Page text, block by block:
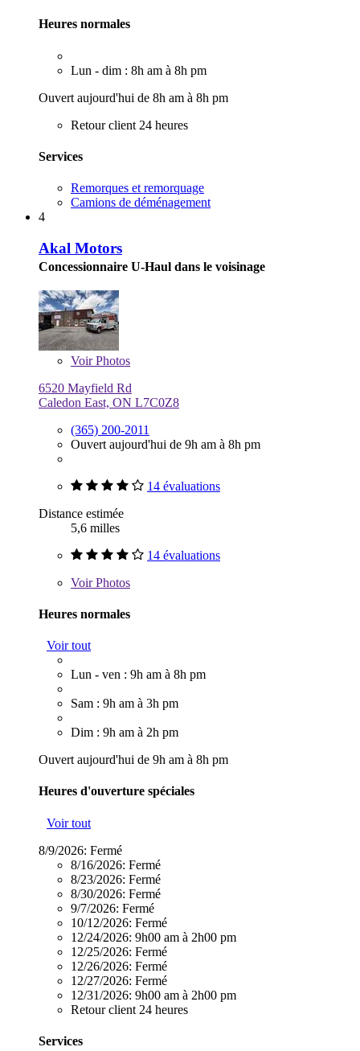
Heures normales
Lun - dim : 8h am à 8h pm
Ouvert aujourd'hui de 8h am à 8h pm
Retour client 24 heures
Services
Remorques et remorquage
Camions de déménagement
4
Akal Motors
Concessionnaire U-Haul dans le voisinage
VoirPhotos
6520 Mayfield Rd
Caledon East, ON L7C0Z8
(365) 200-2011
Ouvert aujourd'hui de 9h am à 8h pm
14 évaluations
Distance estimée
5,6 milles
14 évaluations
VoirPhotos
Heures normales
Voir tout
Lun - ven : 9h am à 8h pm
Sam : 9h am à 3h pm
Dim : 9h am à 2h pm
Ouvert aujourd'hui de 9h am à 8h pm
Heures d'ouverture spéciales
Voir tout
8/9/2026: Fermé
8/16/2026: Fermé
8/23/2026: Fermé
8/30/2026: Fermé
9/7/2026: Fermé
10/12/2026: Fermé
12/24/2026: 9h00 am à 2h00 pm
12/25/2026: Fermé
12/26/2026: Fermé
12/27/2026: Fermé
12/31/2026: 9h00 am à 2h00 pm
Retour client 24 heures
Services